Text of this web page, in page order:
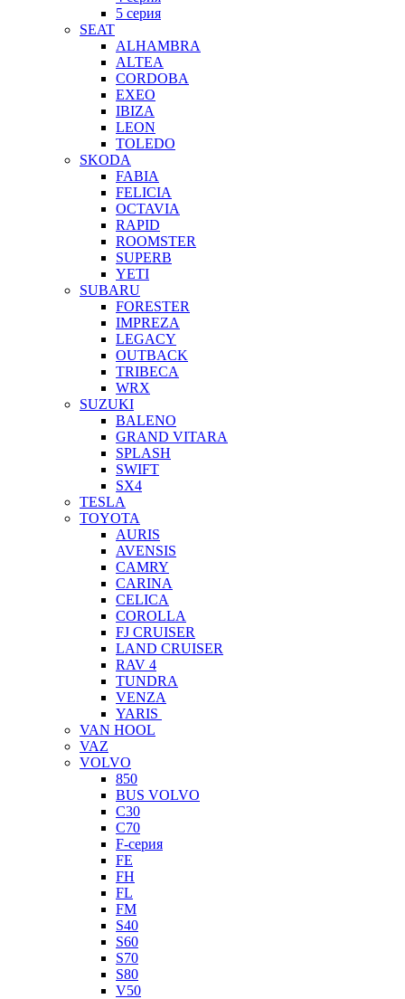
5 серия
SEAT
ALHAMBRA
ALTEA
CORDOBA
EXEO
IBIZA
LEON
TOLEDO
SKODA
FABIA
FELICIA
OCTAVIA
RAPID
ROOMSTER
SUPERB
YETI
SUBARU
FORESTER
IMPREZA
LEGACY
OUTBACK
TRIBECA
WRX
SUZUKI
BALENO
GRAND VITARA
SPLASH
SWIFT
SX4
TESLA
TOYOTA
AURIS
AVENSIS
CAMRY
CARINA
CELICA
COROLLA
FJ CRUISER
LAND CRUISER
RAV 4
TUNDRA
VENZA
YARIS
VAN HOOL
VAZ
VOLVO
850
BUS VOLVO
C30
C70
F-серия
FE
FH
FL
FM
S40
S60
S70
S80
V50